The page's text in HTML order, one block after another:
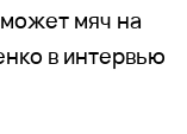
мяч на
в интервью